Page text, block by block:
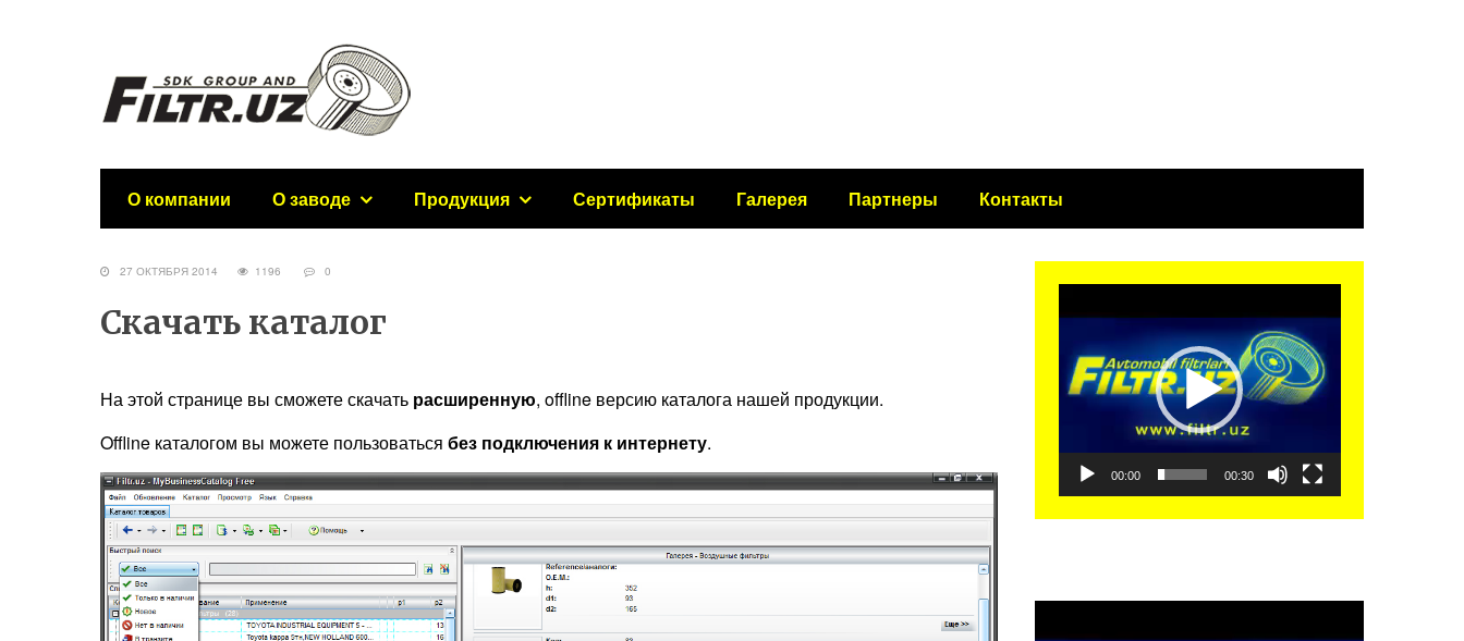
О компании О заводе Продукция Сертификаты Галерея Партнеры Контакты
27 ОКТЯБРЯ 2014 1196 0
Скачать каталог
На этой странице вы сможете скачать расширенную, offline версию каталога нашей продукции.
Offline каталогом вы можете пользоваться без подключения к интернету.
00:00 00:30